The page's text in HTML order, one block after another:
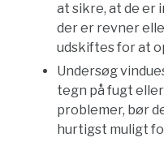
at sikre, at de er
der er revner
udskiftes for at
Undersøg
tegn på fugt
problemer, bør
hurtigst muligt